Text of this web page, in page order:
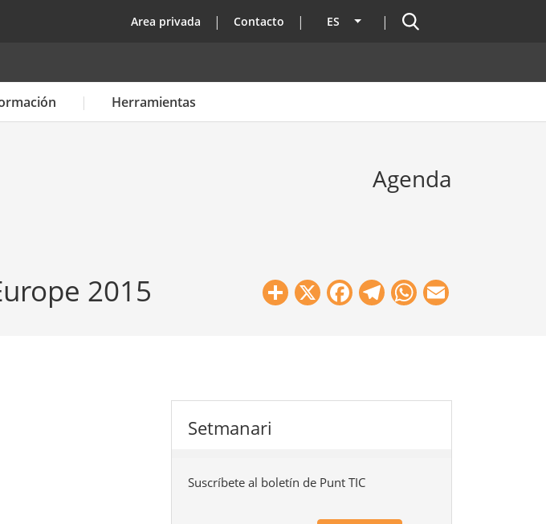
top
Area privada Contacto ES Lista adicional de acciones
Buscador
Herramientas
Agenda
2015 Share
X Facebook
Telegram
WhatsApp
Setmanari
Suscríbete al boletín de Punt TIC